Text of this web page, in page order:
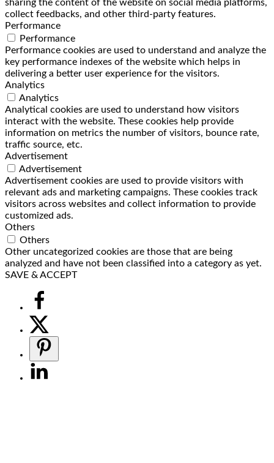
sharing the content of the website on social media platforms,
collect feedbacks, and other third-party features.
Performance
Performance
Performance cookies are used to understand and analyze the
key performance indexes of the website which helps in
delivering a better user experience for the visitors.
Analytics
Analytics
Analytical cookies are used to understand how visitors
interact with the website. These cookies help provide
information on metrics the number of visitors, bounce rate,
traffic source, etc.
Advertisement
Advertisement
Advertisement cookies are used to provide visitors with
relevant ads and marketing campaigns. These cookies track
visitors across websites and collect information to provide
customized ads.
Others
Others
Other uncategorized cookies are those that are being
analyzed and have not been classified into a category as yet.
SAVE & ACCEPT